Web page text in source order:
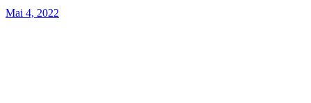
Mai 4, 2022